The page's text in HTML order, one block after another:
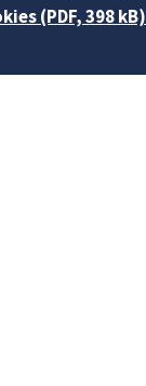
(PDF, 398 kB)